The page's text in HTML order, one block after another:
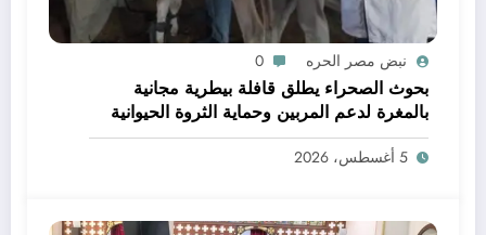
نبض مصر الحره 0
بحوث الصحراء يطلق قافلة بيطرية مجانية
بالمغرة لدعم المربين وحماية الثروة الحيوانية
5 أغسطس، 2026